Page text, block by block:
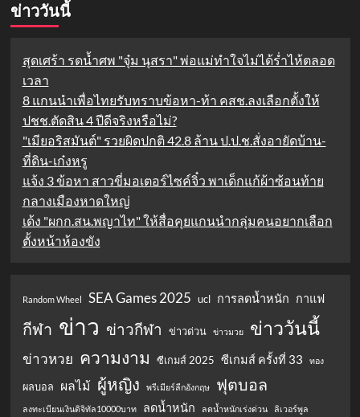
ข่าววันนี้
สุดเศร้า รดน้ำศพ "จุ๋ม นุสรา" พ่อแม่ทำใจไม่ได้ร่ำไห้ตลอด
เวลา
8 แกนนำเพื่อไทยรับทราบข้อหา-ท้า คสช.ลงเลือกตั้งให้
ปชช.ตัดสิน 4 ปีดีจริงหรือไม่?
"เมียอริสมันต์" รวยผิดปกติ 42.8 ล้าน ป.ป.ช.สั่งอายัดบ้าน-
ที่ดิน-เก๋งหรู
แจ้ง 3 ข้อหา สาวขี่มอเตอร์ไซค์จิ๋ว พาเด็กแก้ผ้าซ้อนท้าย
กลางเมืองหาดใหญ่
เด้ง "ผกก.สน.พญาไท" ให้สื่อคุยแกนนำกลุ่มคนอยากเลือก
ตั้งหน้าห้องขัง
Random Wheel SEA Games 2025 ucl การลดน้ำหนัก กาแฟ
กีฬา ข่าว ข่าวกีฬา ข่าวด่วน ข่าวมวย ข่าววันนี้
ข่าวหวย ความงาม ซีเกมส์ 2025 ซีเกมส์ ครั้งที่ 33 ทอง
ผลบอล ผลไม้ ผู้หญิง พรีเมียร์ลีกอังกฤษ ฟุตบอล
ลงทะเบียนเงินดิจิทัล10000บาท ลดน้ำหนัก ลดน้ำหนักเร่งด่วน
ลิเวอร์พูล